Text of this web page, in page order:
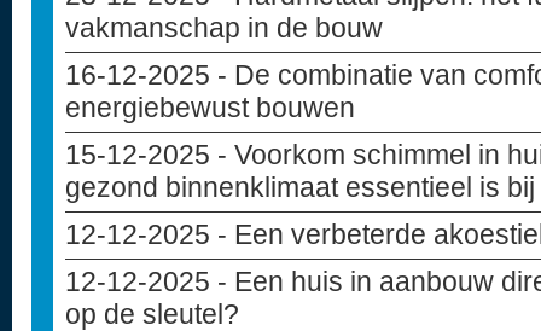
vakmanschap in de bouw
16-12-2025 - De combinatie van
energiebewust bouwen
15-12-2025 - Voorkom schimmel in
gezond binnenklimaat essentieel is
12-12-2025 - Een verbeterde
12-12-2025 - Een huis in aanbouw
op de sleutel?